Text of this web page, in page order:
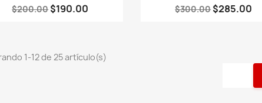
$200.00$190.00
$300.00$285.00
1-12 de 25 artículo(s)